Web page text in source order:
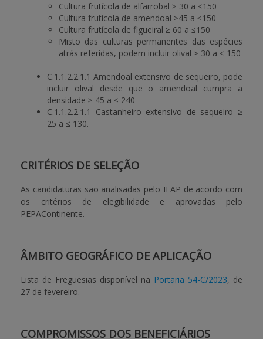
Cultura frutícola de alfarrobal ≥ 30 a ≤150
Cultura frutícola de amendoal ≥45 a ≤150
Cultura frutícola de figueiral ≥ 60 a ≤150
Misto das culturas permanentes das espécies
atrás referidas, podem incluir olival ≥ 30 a ≤ 150
C.1.1.2.2.1.1 Amendoal extensivo de sequeiro, pode
incluir olival desde que o amendoal cumpra a
densidade ≥ 45 a ≤ 240
C.1.1.2.2.1.1 Castanheiro extensivo de sequeiro ≥
25 a ≤ 130.
CRITÉRIOS DE SELEÇÃO
As candidaturas são analisadas pelo IFAP de acordo com
os critérios de elegibilidade e aprovadas pelo
PEPAContinente.
ÂMBITO GEOGRÁFICO DE APLICAÇÃO
Lista de Freguesias disponível na Portaria 54-C/2023, de
27 de fevereiro.
COMPROMISSOS DOS BENEFICIÁRIOS